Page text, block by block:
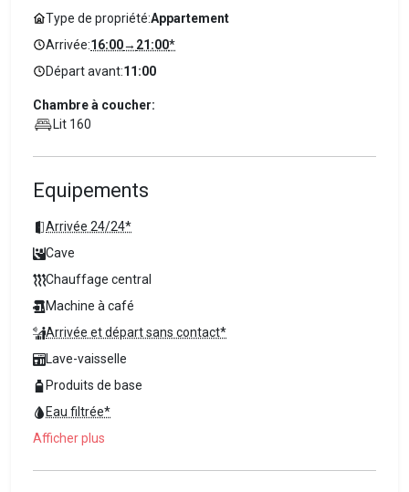
Type de propriété:Appartement
Arrivée:16:00→ 21:00*
Départ avant:11:00
Chambre à coucher:
Lit 160
Equipements
Arrivée 24/24*
Cave
Chauffage central
Machine à café
Arrivée et départ sans contact*
Lave-vaisselle
Produits de base
Eau filtrée*
Afficher plus